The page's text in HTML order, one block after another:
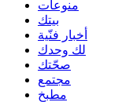
منوعات
بيتك
أخبار فنّية
لك وحدك
صحّتك
مجتمع
مطبخ